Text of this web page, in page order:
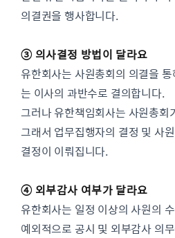
의결권을 행사합니다.
③ 의사결정 방법이 달라요
유한회사는 사원총회의 의결을
는 이사의 과반수로 결의합니다.
그러나 유한책임회사는 사원총회
그래서 업무집행자의 결정 및 사
결정이 이뤄집니다.
④ 외부감사 여부가 달라요
유한회사는 일정 이상의 사원의
예외적으로 공시 및 외부감사 의